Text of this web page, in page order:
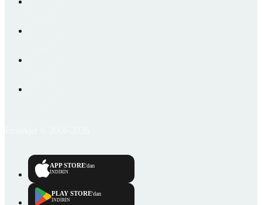
APP STORE'dan
İNDİRİN
PLAY STORE'dan
İNDİRİN